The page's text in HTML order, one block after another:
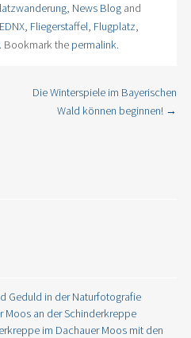
, News Blogand
EDNX, Fliegerstaffel, Flugplatz,
. Bookmark the permalink.
Die Winterspiele im Bayerischen
Wald können beginnen! →
Geduld in der Naturfotografie
Moos an der Schinderkreppe
im Dachauer Moos mit den